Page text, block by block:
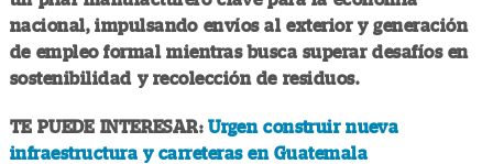
nacional, impulsando envíos al exterior y generación
de empleo formal mientras busca superar desafíos en
sostenibilidad y recolección de residuos.
TE PUEDE INTERESAR:Urgen construir nueva
infraestructura y carreteras en Guatemala